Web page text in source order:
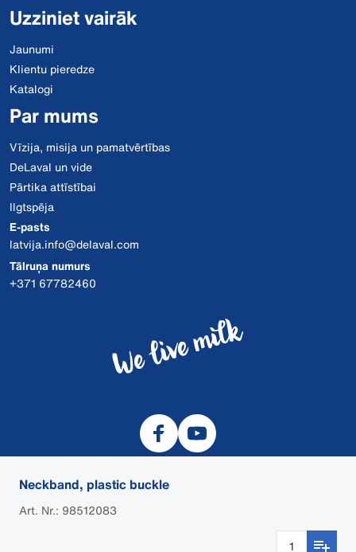
Neckband, plastic buckle
Art. Nr.: 98512083
Uzziniet vairāk
Jaunumi
Klientu pieredze
Katalogi
Par mums
Vīzija, misija un pamatvērtības
DeLaval un vide
Pārtika attīstībai
Ilgtspēja
E-pasts
latvija.info@delaval.com
Tālruņa numurs
+371 67782460